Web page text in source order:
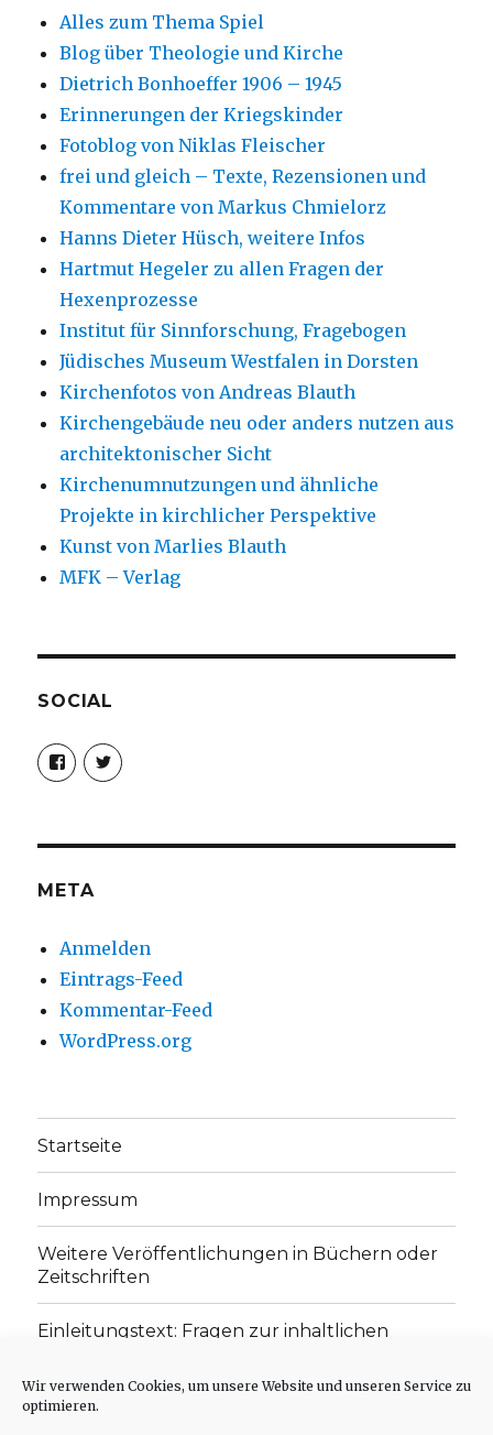
Wir verwenden Cookies, um unsere Website und unseren Service zu
optimieren.
Alles zum Thema Spiel
Blog über Theologie und Kirche
Dietrich Bonhoeffer 1906 – 1945
Erinnerungen der Kriegskinder
Fotoblog von Niklas Fleischer
frei und gleich – Texte, Rezensionen und
Kommentare von Markus Chmielorz
Hanns Dieter Hüsch, weitere Infos
Hartmut Hegeler zu allen Fragen der
Hexenprozesse
Institut für Sinnforschung, Fragebogen
Jüdisches Museum Westfalen in Dorsten
Kirchenfotos von Andreas Blauth
Kirchengebäude neu oder anders nutzen aus
architektonischer Sicht
Kirchenumnutzungen und ähnliche
Projekte in kirchlicher Perspektive
Kunst von Marlies Blauth
MFK – Verlag
SOCIAL
Profil
von
christoph.fleischer1
anzeigen
Profil
von
anzeigen
META
Anmelden
Eintrags-Feed
Kommentar-Feed
WordPress.org
Startseite
Impressum
Weitere Veröffentlichungen in Büchern oder
Zeitschriften
Einleitungstext: Fragen zur inhaltlichen
„schwachen Glaubens“